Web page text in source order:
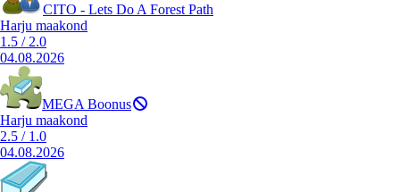
CITO - Lets Do A Forest Path
Harju maakond
1.5 / 2.0
04.08.2026
MEGA Boonus
Harju maakond
2.5 / 1.0
04.08.2026